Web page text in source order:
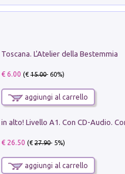
Toscana. L'Atelier della Bestemmia
€ 6.00 (€15.00- 60%)
aggiungi al carrello
€ 26.50 (€27.90- 5%)
aggiungi al carrello